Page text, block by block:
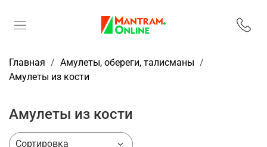
Главная
Амулеты, обереги, талисманы
Амулеты из кости
Амулеты из кости